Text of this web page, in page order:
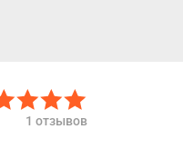
1 отзывов